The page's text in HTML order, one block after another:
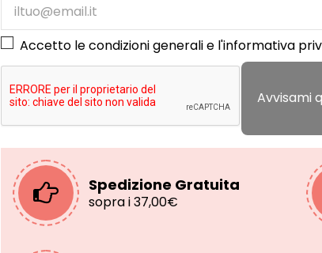
Accetto le condizioni generali e l'informativa
Spedizione Gratuita
sopra i 37,00€